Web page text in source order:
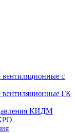
вентиляционные с
вентиляционные ГК
КИДМ